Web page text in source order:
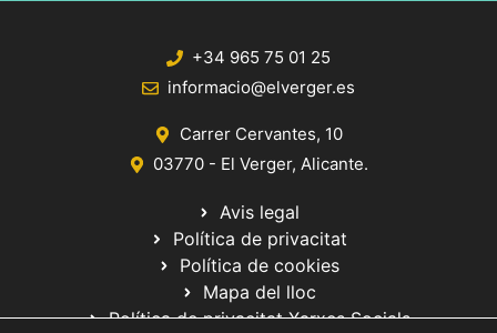
+34 965 75 01 25
informacio@elverger.es
Carrer Cervantes, 10
03770 - El Verger, Alicante.
Avis legal
Política de privacitat
Política de cookies
Mapa del lloc
Política de privacitat Xarxes Socials